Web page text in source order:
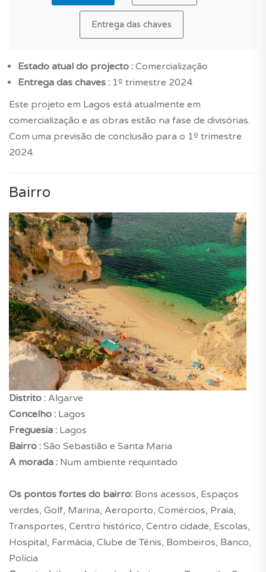
Entrega das chaves
Estado atual do projecto : Comercialização
Entrega das chaves : 1º trimestre 2024
Este projeto em Lagos está atualmente em
comercialização e as obras estão na fase de divisórias.
Com uma previsão de conclusão para o 1º trimestre
2024.
Bairro
Distrito : Algarve
Concelho : Lagos
Freguesia : Lagos
Bairro : São Sebastião e Santa Maria
A morada : Num ambiente requintado
Os pontos fortes do bairro: Bons acessos, Espaços
verdes, Golf, Marina, Aeroporto, Comércios, Praia,
Transportes, Centro histórico, Centro cidade, Escolas,
Hospital, Farmácia, Clube de Ténis, Bombeiros, Banco,
Polícia